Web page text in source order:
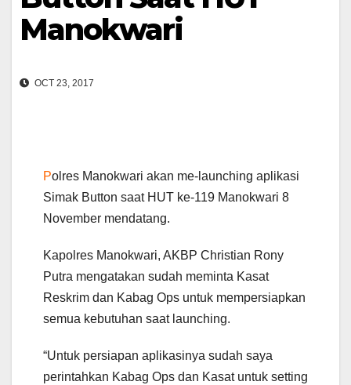
Manokwari
OCT 23, 2017
Polres Manokwari akan me-launching aplikasi
Simak Button saat HUT ke-119 Manokwari 8
November mendatang.
Kapolres Manokwari, AKBP Christian Rony
Putra mengatakan sudah meminta Kasat
Reskrim dan Kabag Ops untuk mempersiapkan
semua kebutuhan saat launching.
“Untuk persiapan aplikasinya sudah saya
perintahkan Kabag Ops dan Kasat untuk setting